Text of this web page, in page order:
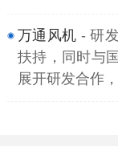
万通风机 - 研
扶持，同时与
展开研发合作